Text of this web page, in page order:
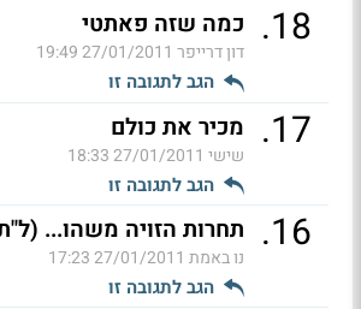
18
. כמה שזה פאתטי
דון דרייפר 27/01/2011 19:49
הגב לתגובה זו
17
. מכיר את כולם
שישי 27/01/2011 18:33
הגב לתגובה זו
16
. תחרות הזויה משהו...
נו באמת 27/01/2011 17:23
הגב לתגובה זו